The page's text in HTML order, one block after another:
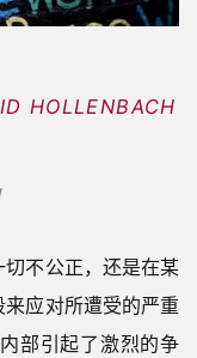
HOLLENBACH
不公正，还是在某
应对所遭受的严重
部引起了激烈的争